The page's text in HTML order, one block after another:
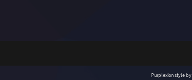
Purplexion style by